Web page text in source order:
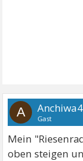
A Gast
Mein
oben steigen